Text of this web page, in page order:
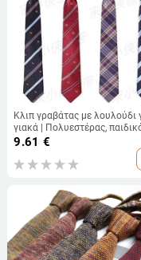
Κλιπ γραβάτας με λουλούδι
γιακά | Πολυεστέρας,
προέλευση Yiwu, Zhejiang
9.61 €